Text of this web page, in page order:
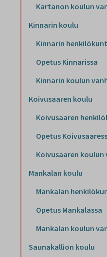
Kartanon koulun
Kinnarin koulu
Kinnarin
Opetus Kinnarissa
Kinnarin koulun
Koivusaaren koulu
Koivusaaren
Opetus
Koivusaaren koulun
Mankalan koulu
Mankalan
Opetus Mankalassa
Mankalan koulun
Saunakallion koulu